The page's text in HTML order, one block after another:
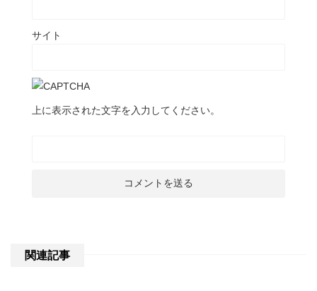
サイト
上に表示された文字を入力してください。
関連記事